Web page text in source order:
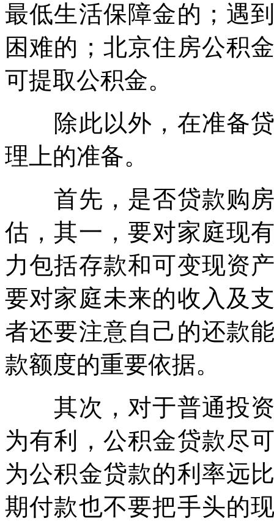
最低生活保障金的；遇
困难的；北京住房公积
可提取公积金。
除此以外，在准备贷
理上的准备。
首先，是否贷款购房
估，其一，要对家庭现
力包括存款和可变现资
要对家庭未来的收入及
者还要注意自己的还款
款额度的重要依据。
其次，对于普通投资
为有利，公积金贷款尽
为公积金贷款的利率远
期付款也不要把手头的